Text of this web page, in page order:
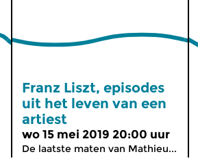
Franz Liszt, episodes
uit het leven van een
artiest
wo 15 mei 2019 20:00 uur
De laatste maten van Mathieu...